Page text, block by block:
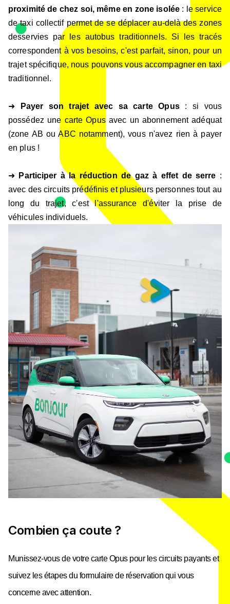
proximité de chez soi, même en zone isolée: le service
de taxi collectif permet de se déplacer au-delà des zones
desservies par les autobus traditionnels. Si les tracés
correspondent à vos besoins, c'est parfait, sinon, pour un
trajet spécifique, nous pouvons vous accompagner en taxi
traditionnel.
➜ Payer son trajet avec sa carte Opus: si vous
possédez une carte Opus avec un abonnement adéquat
(zone AB ou ABC notamment), vous n'avez rien à payer
en plus !
➜ Participer à la réduction de gaz à effet de serre :
avec des circuits prédéfinis et plusieurs personnes tout au
long du trajet, c'est l'assurance d'éviter la prise de
véhicules individuels.
Combien ça coute ?
Munissez-vous de votre carte Opus pour les circuits payants et
suivez les étapes du formulaire de réservation qui vous
concerne avec attention.